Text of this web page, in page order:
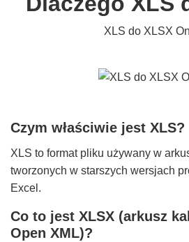
XLS do XLSX
Czym właściwie jest XLS?
XLS to format pliku używany w
tworzonych w starszych wersjach
Excel.
Co to jest XLSX (arkusz
Open XML)?